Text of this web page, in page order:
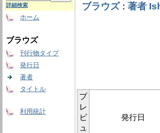
詳細検索
ホーム
ブラウズ
刊行物タイプ
発行日
著者
タイトル
利用統計
ブラウズ : 著者
プ
レ
ビ
ュ
発行日